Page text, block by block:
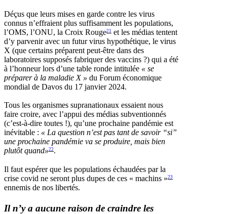
Déçus que leurs mises en garde contre les virus
connus n’effraient plus suffisamment les populations,
l’OMS, l’ONU, la Croix Rouge21 et les médias tentent
d’y parvenir avec un futur virus hypothétique, le virus
X (que certains préparent peut-être dans des
laboratoires supposés fabriquer des vaccins ?) qui a été
à l’honneur lors d’une table ronde intitulée « se
préparer à la maladie X » du Forum économique
mondial de Davos du 17 janvier 2024.
Tous les organismes supranationaux essaient nous
faire croire, avec l’appui des médias subventionnés
(c’est-à-dire toutes !), qu’une prochaine pandémie est
inévitable : « La question n’est pas tant de savoir “si”
une prochaine pandémie va se produire, mais bien
plutôt quand»22 .
Il faut espérer que les populations échaudées par la
crise covid ne seront plus dupes de ces « machins »23
ennemis de nos libertés.
Il n’y a aucune raison de craindre les